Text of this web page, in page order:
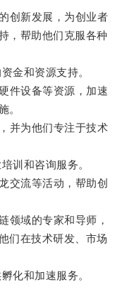
新发展，为创业者
，帮助他们克服各种
和资源支持。
设备等资源，加速
。
为他们专注于技术
和咨询服务。
流等活动，帮助创
域的专家和导师，
们在技术研发、市场
和加速服务。